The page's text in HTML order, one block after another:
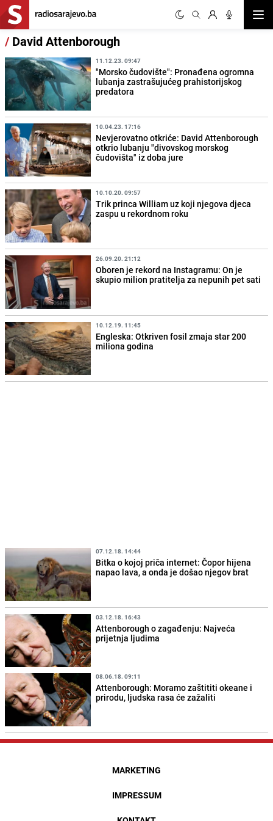
/ David Attenborough
11.12.23. 09:47
"Morsko čudovište": Pronađena ogromna
lubanja zastrašujućeg prahistorijskog
predatora
10.04.23. 17:16
Nevjerovatno otkriće: David Attenborough
otkrio lubanju "divovskog morskog
čudovišta" iz doba jure
10.10.20. 09:57
Trik princa William uz koji njegova djeca
zaspu u rekordnom roku
26.09.20. 21:12
Oboren je rekord na Instagramu: On je
skupio milion pratitelja za nepunih pet sati
10.12.19. 11:45
Engleska: Otkriven fosil zmaja star 200
miliona godina
07.12.18. 14:44
Bitka o kojoj priča internet: Čopor hijena
napao lava, a onda je došao njegov brat
03.12.18. 16:43
Attenborough o zagađenju: Najveća
prijetnja ljudima
08.06.18. 09:11
Attenborough: Moramo zaštititi okeane i
prirodu, ljudska rasa će zažaliti
MARKETING
IMPRESSUM